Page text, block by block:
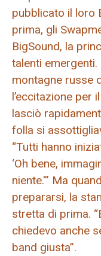
pubblicato il loro
prima, gli
BigSound, la
talenti emergenti.
montagne russe
l’eccitazione per
lasciò
folla si
“Tutti hanno
‘Oh bene,
niente.'” Ma
prepararsi, la
stretta di prima.
chiedevo anche
band giusta”.